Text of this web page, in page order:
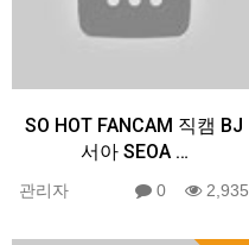
SO HOT FANCAM 직캠 BJ
서아 SEOA ️…
관리자 0 2,935